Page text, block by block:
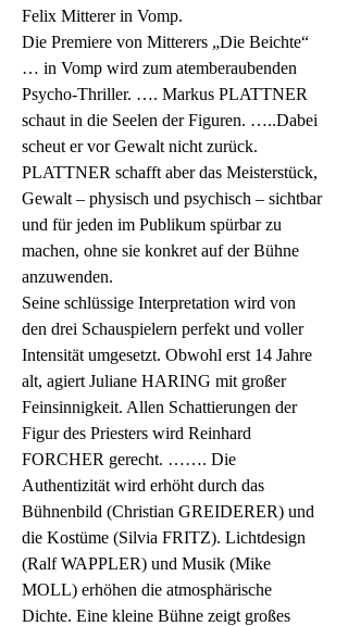
Felix Mitterer in Vomp.
Die Premiere von Mitterers „Die Beichte“
… in Vomp wird zum atemberaubenden
Psycho-Thriller. …. Markus PLATTNER
schaut in die Seelen der Figuren. …..Dabei
scheut er vor Gewalt nicht zurück.
PLATTNER schafft aber das Meisterstück,
Gewalt – physisch und psychisch – sichtbar
und für jeden im Publikum spürbar zu
machen, ohne sie konkret auf der Bühne
anzuwenden.
Seine schlüssige Interpretation wird von
den drei Schauspielern perfekt und voller
Intensität umgesetzt. Obwohl erst 14 Jahre
alt, agiert Juliane HARING mit großer
Feinsinnigkeit. Allen Schattierungen der
Figur des Priesters wird Reinhard
FORCHER gerecht. ……. Die
Authentizität wird erhöht durch das
Bühnenbild (Christian GREIDERER) und
die Kostüme (Silvia FRITZ). Lichtdesign
(Ralf WAPPLER) und Musik (Mike
MOLL) erhöhen die atmosphärische
Dichte. Eine kleine Bühne zeigt großes